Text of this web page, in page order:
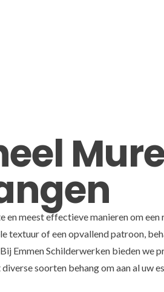
en meest effectieve manieren om
textuur of een opvallend patroon,
Emmen Schilderwerken bieden we
soorten behang om aan al uw